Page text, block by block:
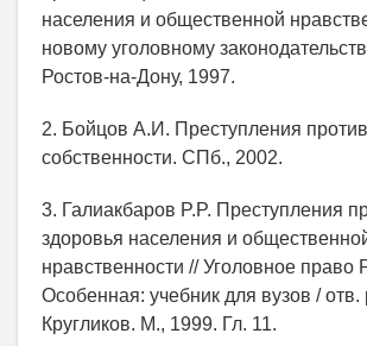
населения и общественной
новому уголовному
Ростов-на-Дону, 1997.
2. Бойцов А.И. Преступления против
собственности. СПб., 2002.
3. Галиакбаров P.P. Преступления
здоровья населения и
нравственности // Уголовное право
Особенная: учебник для вузов / отв.
Кругликов. М., 1999. Гл. 11.